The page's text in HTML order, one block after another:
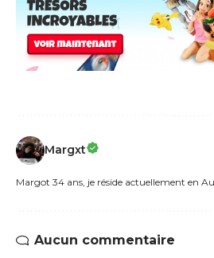
Margxt
Margot 34 ans, je réside actuellement en
Aucun commentaire